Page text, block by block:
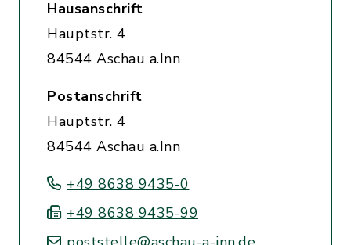
Hausanschrift
Hauptstr. 4
84544 Aschau a.Inn
Postanschrift
Hauptstr. 4
84544 Aschau a.Inn
+49 8638 9435-0
+49 8638 9435-99